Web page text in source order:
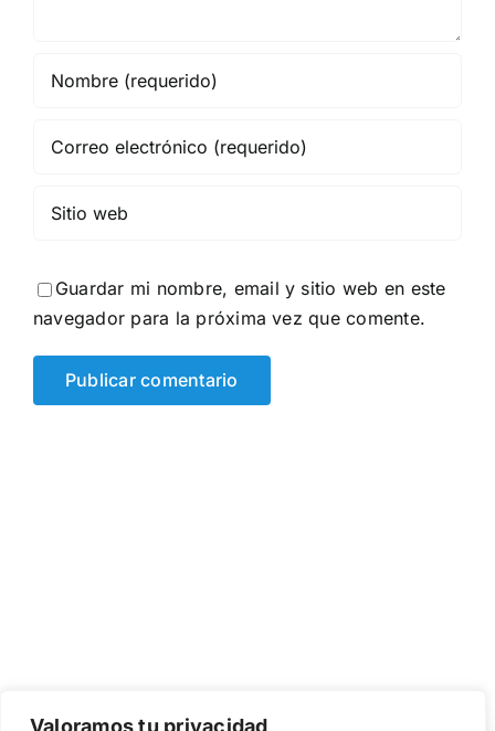
Valoramos tu privacidad
Guardar mi nombre, email y sitio web en este
navegador para la próxima vez que comente.